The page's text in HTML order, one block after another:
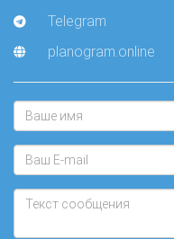
Telegram
planogram.online